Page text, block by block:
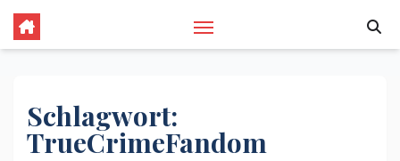
Schlagwort:
TrueCrimeFandom